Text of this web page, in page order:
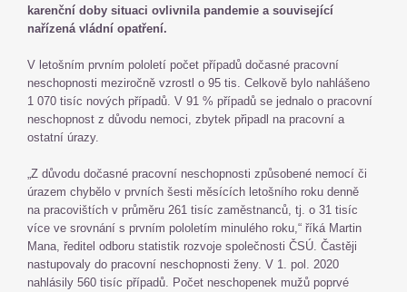
karenční doby situaci ovlivnila pandemie a související
nařízená vládní opatření.
V letošním prvním pololetí počet případů dočasné pracovní
neschopnosti meziročně vzrostl o 95 tis. Celkově bylo nahlášeno
1 070 tisíc nových případů. V 91 % případů se jednalo o pracovní
neschopnost z důvodu nemoci, zbytek připadl na pracovní a
ostatní úrazy.
„Z důvodu dočasné pracovní neschopnosti způsobené nemocí či
úrazem chybělo v prvních šesti měsících letošního roku denně
na pracovištích v průměru 261 tisíc zaměstnanců, tj. o 31 tisíc
více ve srovnání s prvním pololetím minulého roku,“ říká Martin
Mana, ředitel odboru statistik rozvoje společnosti ČSÚ. Častěji
nastupovaly do pracovní neschopnosti ženy. V 1. pol. 2020
nahlásily 560 tisíc případů. Počet neschopenek mužů poprvé